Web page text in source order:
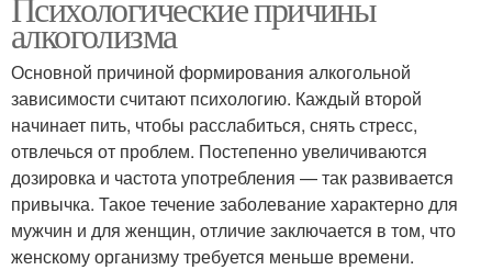
алкоголизма
Основной причиной формирования алкогольной
зависимости считают психологию. Каждый второй
начинает пить, чтобы расслабиться, снять стресс,
отвлечься от проблем. Постепенно увеличиваются
дозировка и частота употребления — так развивается
привычка. Такое течение заболевание характерно для
мужчин и для женщин, отличие заключается в том, что
женскому организму требуется меньше времени.